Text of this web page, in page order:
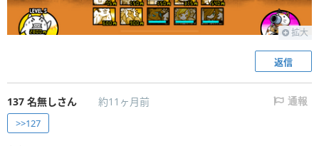
拡大
返信
137 名無しさん 約11ヶ月前 通報
>>127